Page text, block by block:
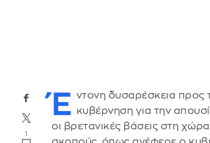
1
Έ ντονη δυσαρέσκεια προς
κυβέρνηση για την
οι βρετανικές βάσεις στη